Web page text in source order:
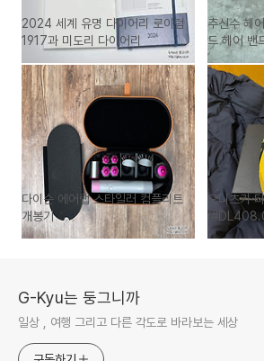
2024 세계 유명 다이어리 로이텀
1917과 미도리 다이어리
추신수 헤
드 헤어 밴
다이슨 에어랩 스타일러 컴플리트
개봉기
오니츠카
G-Kyu는 둥그니까
일상 , 여행 그리고 다른 각도로 바라보는 세상